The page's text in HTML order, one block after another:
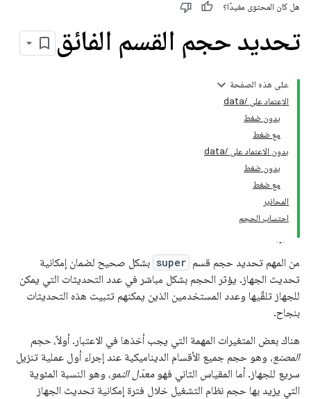
هل كان المحتوى مفيدًا؟
تحديد حجم القسم الفائق
على هذه الصفحة
الاعتماد على /data
بدون ضغط
مع ضغط
بدون الاعتماد على /data
بدون ضغط
مع ضغط
المحاذير
احتساب الحجم
من المهم تحديد حجم قسم super بشكل صحيح لضمان إمكانية
تحديث الجهاز. يؤثر الحجم بشكل مباشر في عدد التحديثات التي يمكن
للجهاز تلقّيها وعدد المستخدمين الذين يمكنهم تثبيت هذه التحديثات
بنجاح.
هناك بعض المتغيرات المهمة التي يجب أخذها في الاعتبار. أولاً، حجم
المصنع، وهو حجم جميع الأقسام الديناميكية عند إجراء أول عملية تنزيل
سريع للجهاز. أما المقياس الثاني فهو معدّل النمو، وهو النسبة المئوية
التي يزيد بها حجم نظام التشغيل خلال فترة إمكانية تحديث الجهاز